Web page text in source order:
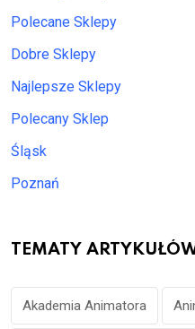
Polecane Sklepy
Dobre Sklepy
Najlepsze Sklepy
Polecany Sklep
Śląsk
Poznań
TEMATY
Akademia Animatora